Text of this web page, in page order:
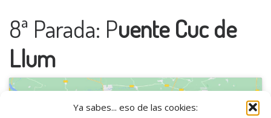
Ya sabes... eso de las cookies:
8ª Parada: Puente Cuc de
Llum